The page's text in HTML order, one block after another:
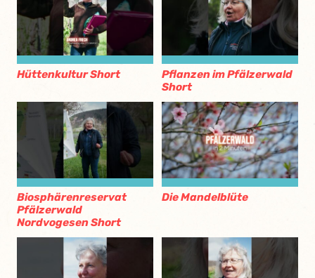
Hüttenkultur Short
Pflanzen im Pfälzerwald
Short
Biosphärenreservat
Pfälzerwald
Nordvogesen Short
Die Mandelblüte